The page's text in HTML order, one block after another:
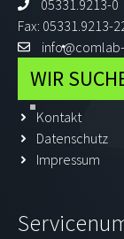
05331.9213-0
Fax: 05331.9213-
WIR
Kontakt
Datenschutz
Impressum